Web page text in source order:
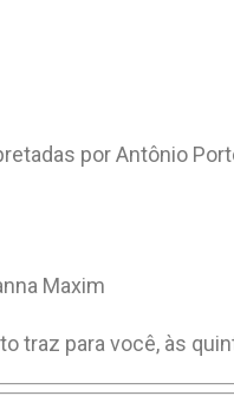
por Antônio
Maxim
traz para você, às